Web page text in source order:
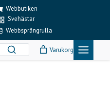
Webbutiken
Svehästar
Webbsprångrulla
Varukorg